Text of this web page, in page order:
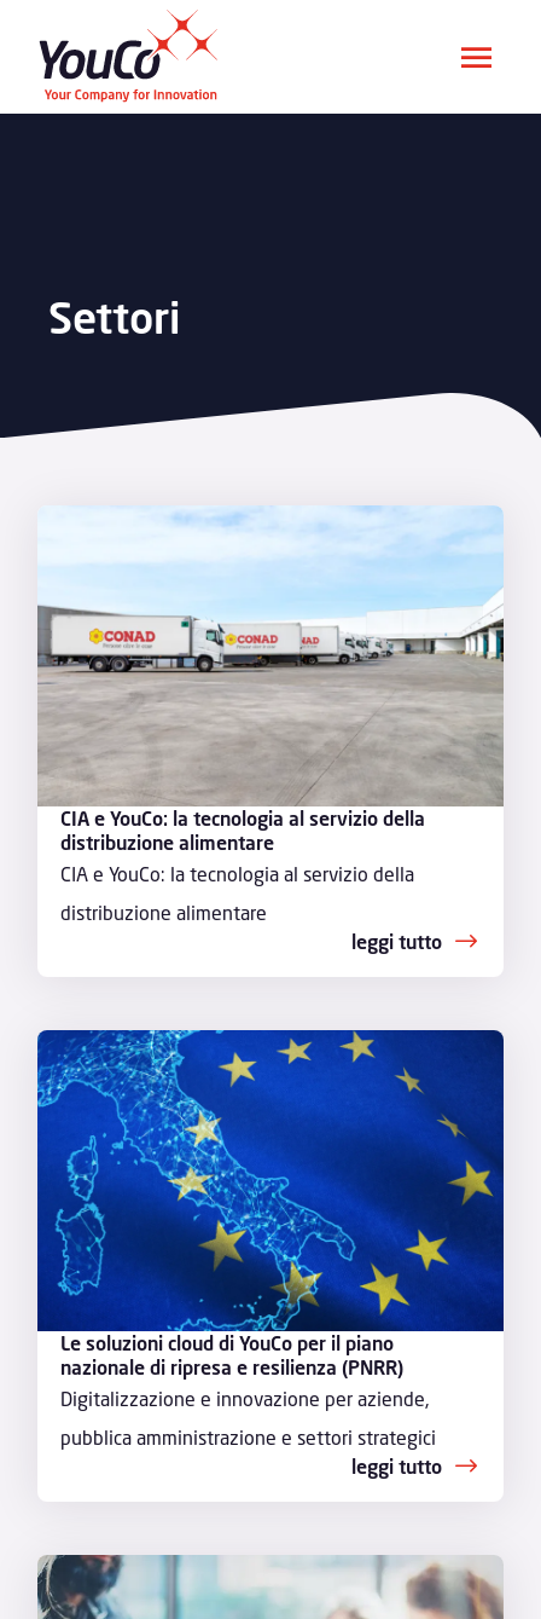
Settori
CIA e YouCo: la tecnologia al servizio della
distribuzione alimentare
CIA e YouCo: la tecnologia al servizio della
distribuzione alimentare
leggi tutto
Le soluzioni cloud di YouCo per il piano
nazionale di ripresa e resilienza (PNRR)
Digitalizzazione e innovazione per aziende,
pubblica amministrazione e settori strategici
leggi tutto